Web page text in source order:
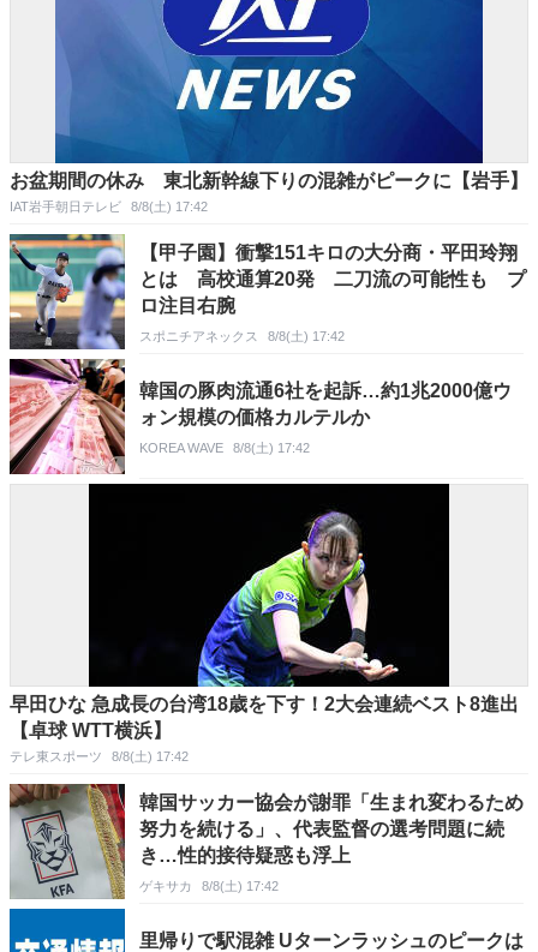
お盆期間の休み 東北新幹線下りの混雑がピークに【岩手】
IAT岩手朝日テレビ 8/8(土) 17:42
【甲子園】衝撃151キロの大分商・平田玲翔
とは 高校通算20発 二刀流の可能性も プ
ロ注目右腕
スポニチアネックス 8/8(土) 17:42
韓国の豚肉流通6社を起訴…約1兆2000億ウ
ォン規模の価格カルテルか
KOREA WAVE 8/8(土) 17:42
早田ひな 急成長の台湾18歳を下す！2大会連続ベスト8進出
【卓球 WTT横浜】
テレ東スポーツ 8/8(土) 17:42
韓国サッカー協会が謝罪「生まれ変わるため
努力を続ける」、代表監督の選考問題に続
き…性的接待疑惑も浮上
ゲキサカ 8/8(土) 17:42
里帰りで駅混雑 Uターンラッシュのピークは